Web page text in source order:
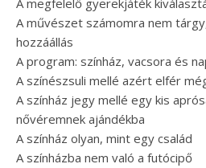
A megfelelő gyerekjáték
A művészet számomra nem
hozzáállás
A program: színház, vacsora és
A színészsuli mellé azért elfér
A színház jegy mellé egy kis
nővéremnek ajándékba
A színház olyan, mint egy család
A színházba nem való a futócipő